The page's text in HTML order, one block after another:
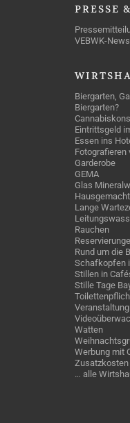
PRESSE
VEBWK-News
Biergarten,
Biergarten?
Eintrittsgeld
Essen ins
Fotografieren
Garderobe
GEMA
Glas
Hausgemacht
Lange
Rauchen
Rund um die
Schafkopfen
Stillen in
Stille Tage
Watten
Werbung mit
… alle